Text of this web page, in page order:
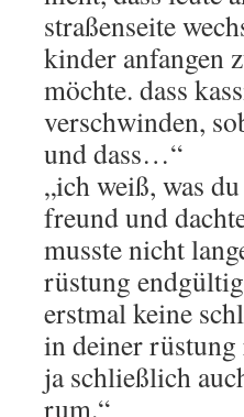
straßenseite
kinder anfangen
möchte. dass
verschwinden,
und dass…“
„ich weiß, was
freund und
musste nicht
rüstung
erstmal keine
in deiner rüstung
ja schließlich
rum.“